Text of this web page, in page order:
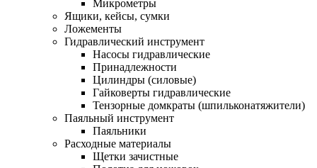
Микрометры
Ящики, кейсы, сумки
Ложементы
Гидравлический инструмент
Насосы гидравлические
Принадлежности
Цилиндры (силовые)
Гайковерты гидравлические
Тензорные домкраты (шпильконатяжители)
Паяльный инструмент
Паяльники
Расходные материалы
Щетки зачистные